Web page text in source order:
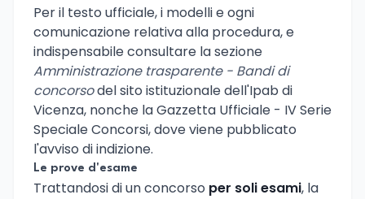
Per il testo ufficiale, i modelli e ogni
comunicazione relativa alla procedura, e
indispensabile consultare la sezione
Amministrazione trasparente - Bandi di
concorsodel sito istituzionale dell'Ipab di
Vicenza, nonche la Gazzetta Ufficiale - IV Serie
Speciale Concorsi, dove viene pubblicato
l'avviso di indizione.
Le prove d'esame
Trattandosi di un concorso per soli esami, la